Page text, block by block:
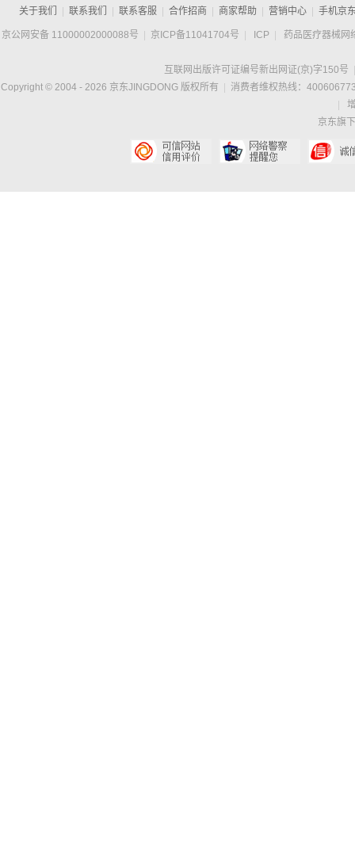
关于我们 联系我们 联系客服 合作招商 商家帮助 营销中心 手机京
京公网安备 11000002000088号 京ICP备11041704号 ICP 药品医疗器械网
互联网出版许可证编号新出网证(京)字150号
Copyright © 2004 - 2026 京东JINGDONG 版权所有
消费者维权热线：
京东旗